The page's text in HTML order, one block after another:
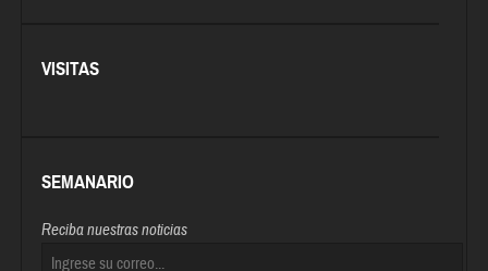
VISITAS
SEMANARIO
Reciba nuestras noticias